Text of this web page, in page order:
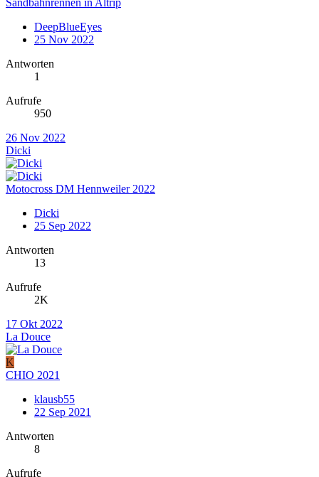
Sandbahnrennen in Altrip
DeepBlueEyes
25 Nov 2022
Antworten
1
Aufrufe
950
26 Nov 2022
Dicki
Motocross DM Hennweiler 2022
Dicki
25 Sep 2022
Antworten
13
Aufrufe
2K
17 Okt 2022
La Douce
K
CHIO 2021
klausb55
22 Sep 2021
Antworten
8
Aufrufe